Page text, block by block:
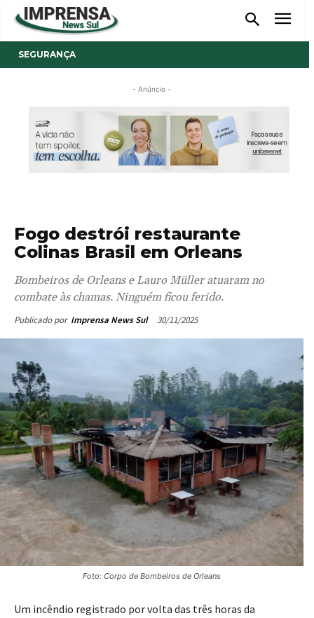
SEGURANÇA
- Anúncio -
Fogo destrói restaurante
Colinas Brasil em Orleans
Bombeiros de Orleans e Lauro Müller atuaram no
combate às chamas. Ninguém ficou ferido.
Publicado por Imprensa News Sul 30/11/2025
Foto: Corpo de Bombeiros de Orleans
Um incêndio registrado por volta das três horas da